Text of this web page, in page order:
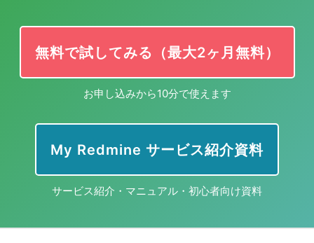
無料で試してみる（最大2ヶ月無料）
お申し込みから10分で使えます
My Redmine サービス紹介資料
サービス紹介・マニュアル・初心者向け資料